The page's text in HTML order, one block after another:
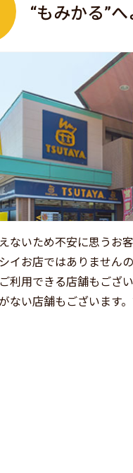
“もみかる”
ないため不安に思うお
イお店ではありません
利用できる店舗もござ
ない店舗もございます